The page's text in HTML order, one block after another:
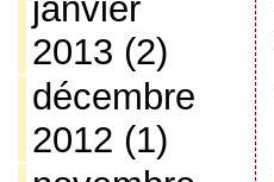
janvier
2013 (2)
décembre
2012 (1)